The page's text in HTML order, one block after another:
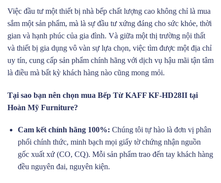
Việc đầu tư một thiết bị nhà bếp chất lượng cao không chỉ là mua
sắm một sản phẩm, mà là sự đầu tư xứng đáng cho sức khỏe, thời
gian và hạnh phúc của gia đình. Và giữa một thị trường nội thất
và thiết bị gia dụng vô vàn sự lựa chọn, việc tìm được một địa chỉ
uy tín, cung cấp sản phẩm chính hãng với dịch vụ hậu mãi tận tâm
là điều mà bất kỳ khách hàng nào cũng mong mỏi.
Tại sao bạn nên chọn mua Bếp Từ KAFF KF-HD28II tại
Hoàn Mỹ Furniture?
Cam kết chính hãng 100%: Chúng tôi tự hào là đơn vị phân
phối chính thức, minh bạch mọi giấy tờ chứng nhận nguồn
gốc xuất xứ (CO, CQ). Mỗi sản phẩm trao đến tay khách hàng
đều nguyên đai, nguyên kiện.